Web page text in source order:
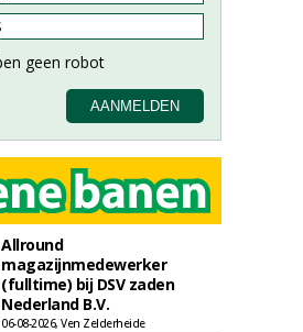
Allround
magazijnmedewerker
(fulltime) bij DSV zaden
Nederland B.V.
06-08-2026, Ven Zelderheide